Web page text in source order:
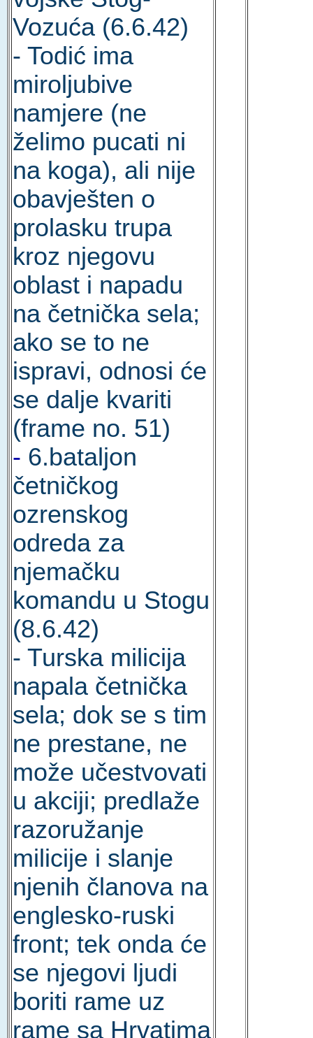
Vozuća (6.6.42)
- Todić ima
miroljubive
namjere (ne
želimo pucati ni
na koga), ali nije
obavješten o
prolasku trupa
kroz njegovu
oblast i napadu
na četnička sela;
ako se to ne
ispravi, odnosi će
se dalje kvariti
(frame no. 51)
- 6.bataljon
četničkog
ozrenskog
odreda za
njemačku
komandu u Stogu
(8.6.42)
- Turska milicija
napala četnička
sela; dok se s tim
ne prestane, ne
može učestvovati
u akciji; predlaže
razoružanje
milicije i slanje
njenih članova na
englesko-ruski
front; tek onda će
se njegovi ljudi
boriti rame uz
rame sa Hrvatima